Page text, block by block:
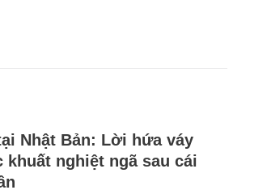
Nhật Bản: Lời hứa váy
nghiệt ngã sau cái